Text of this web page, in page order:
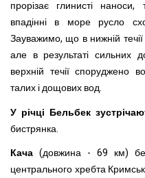
прорізає глинисті
впадінні в море русло
Зауважимо, що в нижній
але в результаті сильних
верхній течії споруджено
талих і дощових вод.
У річці Бельбек
бистрянка.
Кача (довжина - 69 км)
центрального хребта